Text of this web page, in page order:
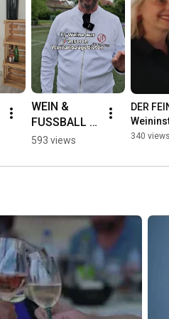
WEIN &
FUSSBALL
#wine
593 views
DER
2023 🍇
340 views